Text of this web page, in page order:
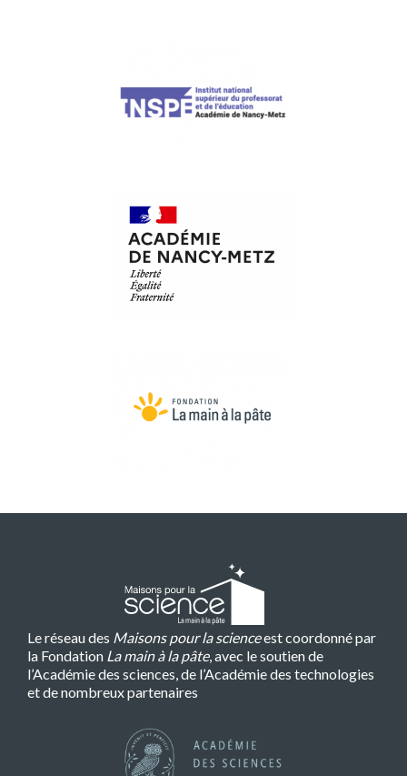
Le réseau des Maisons pour la scienceest coordonné par
la Fondation La main à la pâte, avec le soutien de
l’Académie des sciences, de l’Académie des technologies
et de nombreux partenaires